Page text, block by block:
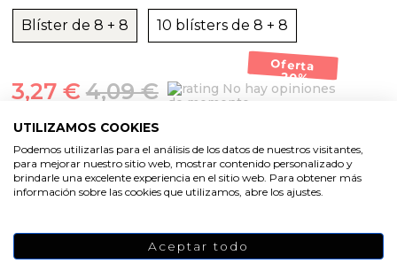
Blíster de 8 + 8 10 blísters de 8 + 8
Oferta
-20%
4,09 €
3,27 €
No hay opiniones
de momento
UTILIZAMOS COOKIES
Podemos utilizarlas para el análisis de los datos de nuestros visitantes,
para mejorar nuestro sitio web, mostrar contenido personalizado y
brindarle una excelente experiencia en el sitio web. Para obtener más
información sobre las cookies que utilizamos, abre los ajustes.
Aceptar todo